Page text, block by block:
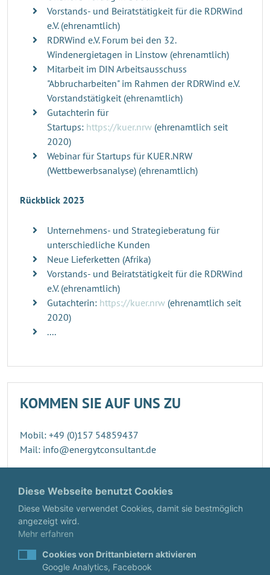
Vorstands- und Beiratstätigkeit für die RDRWind
e.V. (ehrenamtlich)
RDRWind e.V. Forum bei den 32.
Windenergietagen in Linstow (ehrenamtlich)
Mitarbeit im DIN Arbeitsausschuss
"Abbrucharbeiten" im Rahmen der RDRWind e.V.
Vorstandstätigkeit (ehrenamtlich)
Gutachterin für
Startups: https://kuer.nrw (ehrenamtlich seit
2020)
Webinar für Startups für KUER.NRW
(Wettbewerbsanalyse) (ehrenamtlich)
Rückblick 2023
Unternehmens- und Strategieberatung für
unterschiedliche Kunden
Neue Lieferketten (Afrika)
Vorstands- und Beiratstätigkeit für die RDRWind
e.V. (ehrenamtlich)
Gutachterin: https://kuer.nrw (ehrenamtlich seit
2020)
....
KOMMEN SIE AUF UNS ZU
Mobil: +49 (0)157 54859437
Mail: info@energytconsultant.de
Diese Webseite benutzt Cookies
Diese Website verwendet Cookies, damit sie bestmöglich
angezeigt wird.
Mehr erfahren
Cookies von Drittanbietern aktivieren
Google Analytics, Facebook